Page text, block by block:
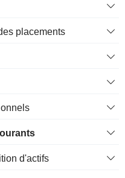
placements
d'actifs